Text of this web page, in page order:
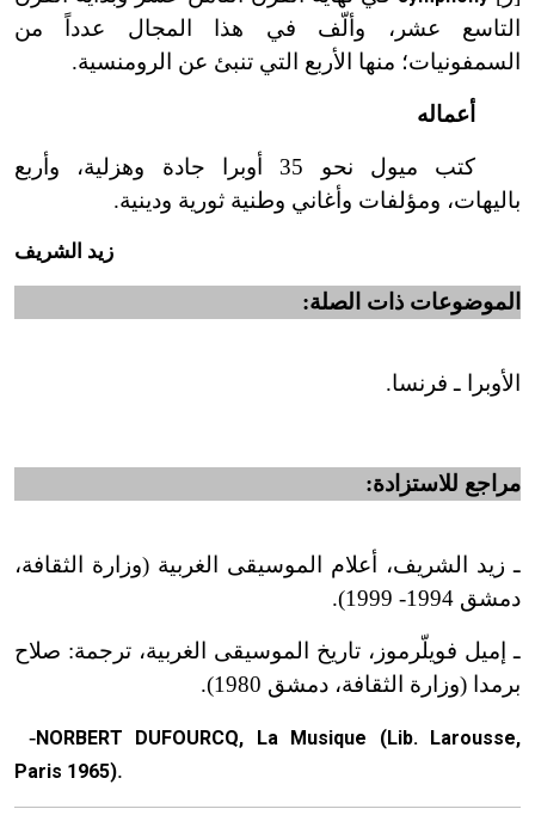
التاسع عشر، وألّف في هذا المجال عدداً من
السمفونيات؛ منها الأربع التي تنبئ عن الرومنسية.
أعماله
كتب ميول نحو 35 أوبرا جادة وهزلية، وأربع
باليهات، ومؤلفات وأغاني وطنية ثورية ودينية.
زيد الشريف
الموضوعات ذات الصلة:
الأوبرا ـ فرنسا.
مراجع للاستزادة:
ـ زيد الشريف، أعلام الموسيقى الغربية (وزارة الثقافة،
دمشق 1994- 1999).
ـ إميل فويلّرموز، تاريخ الموسيقى الغربية، ترجمة: صلاح
برمدا (وزارة الثقافة، دمشق 1980).
-NORBERT DUFOURCQ, La Musique (Lib. Larousse,
Paris 1965).